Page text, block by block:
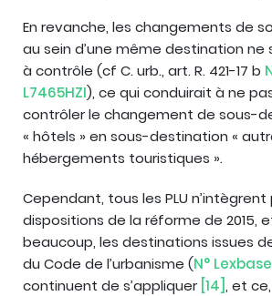
En revanche, les changements de
au sein d’une même destination ne
à contrôle (cf C. urb., art. R. 421-17 b
L7465HZI), ce qui conduirait à ne
contrôler le changement de sous-
« hôtels » en sous-destination «
hébergements touristiques ».
Cependant, tous les PLU n’intègrent
dispositions de la réforme de 2015,
beaucoup, les destinations issues de
du Code de l’urbanisme (N°
continuent de s’appliquer [14] , et